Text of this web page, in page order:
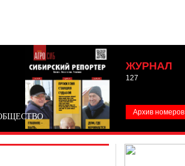
ЖУРНАЛ
127
Архив номеров